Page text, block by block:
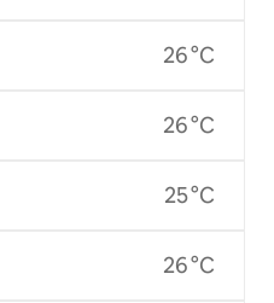
26 °C
26 °C
25 °C
26 °C